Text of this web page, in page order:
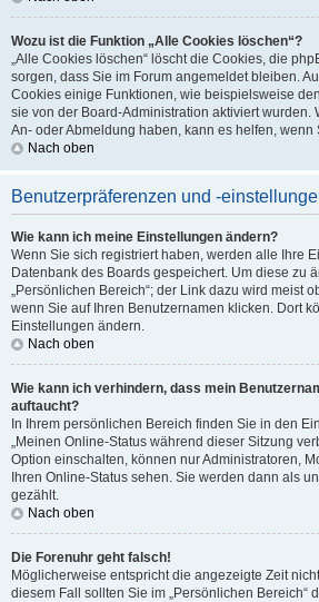
Wozu ist die Funktion „Alle Cookies löschen“?
„Alle Cookies löschen“ löscht die Cookies, die
sorgen, dass Sie im Forum angemeldet bleiben.
Cookies einige Funktionen, wie beispielsweise
sie von der Board-Administration aktiviert wurden.
An- oder Abmeldung haben, kann es helfen,
Nach oben
Benutzerpräferenzen und -
Wie kann ich meine Einstellungen ändern?
Wenn Sie sich registriert haben, werden alle Ihre
Datenbank des Boards gespeichert. Um diese zu
„Persönlichen Bereich“; der Link dazu wird meist
wenn Sie auf Ihren Benutzernamen klicken. Dort
Einstellungen ändern.
Nach oben
Wie kann ich verhindern, dass mein
auftaucht?
In Ihrem persönlichen Bereich finden Sie in den
„Meinen Online-Status während dieser Sitzung
Option einschalten, können nur Administratoren,
Ihren Online-Status sehen. Sie werden dann als
gezählt.
Nach oben
Die Forenuhr geht falsch!
Möglicherweise entspricht die angezeigte Zeit
diesem Fall sollten Sie im „Persönlichen Bereich“